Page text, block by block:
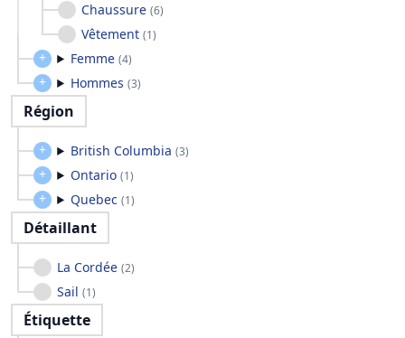
Chaussure (6)
Vêtement (1)
Femme (4)
Hommes (3)
Région
British Columbia (3)
Ontario (1)
Quebec (1)
Détaillant
La Cordée (2)
Sail (1)
Étiquette